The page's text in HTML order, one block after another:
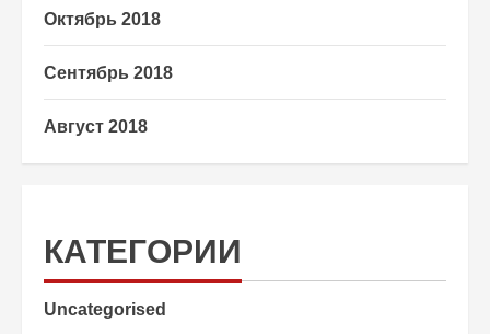
Октябрь 2018
Сентябрь 2018
Август 2018
КАТЕГОРИИ
Uncategorised